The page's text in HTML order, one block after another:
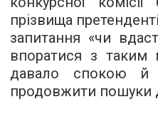
прізвища
запитання «чи
впоратися з таким
давало спокою й
продовжити пошуки